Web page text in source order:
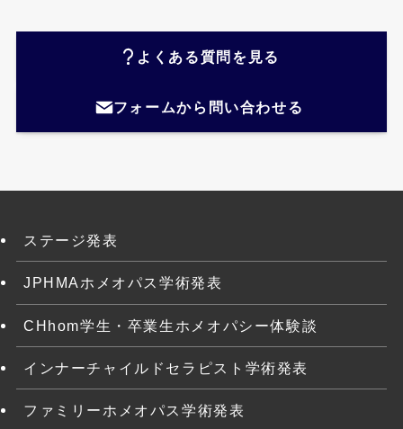
よくある質問を見る
フォームから問い合わせる
ステージ発表
JPHMAホメオパス学術発表
CHhom学生・卒業生ホメオパシー体験談
インナーチャイルドセラピスト学術発表
ファミリーホメオパス学術発表